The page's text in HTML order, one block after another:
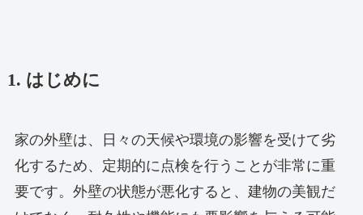
1. はじめに
家の外壁は、日々の天候や環境の影響を受けて劣
化するため、定期的に点検を行うことが非常に重
要です。外壁の状態が悪化すると、建物の美観だ